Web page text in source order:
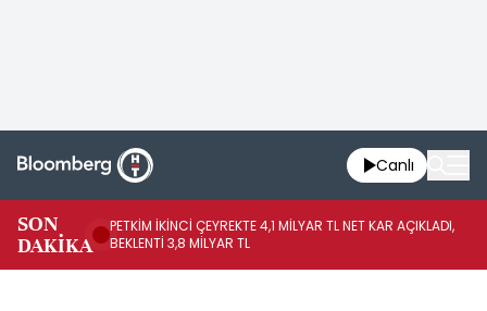
Canlı
SON
DAKİKA
PETKİM İKİNCİ ÇEYREKTE 4,1 MİLYAR TL NET KAR AÇIKLADI,
BEKLENTİ 3,8 MİLYAR TL